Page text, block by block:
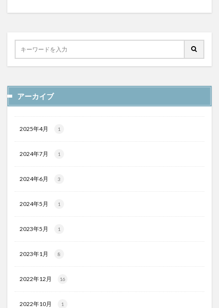
アーカイブ
2025年4月 1
2024年7月 1
2024年6月 3
2024年5月 1
2023年5月 1
2023年1月 8
2022年12月 16
2022年10月 1